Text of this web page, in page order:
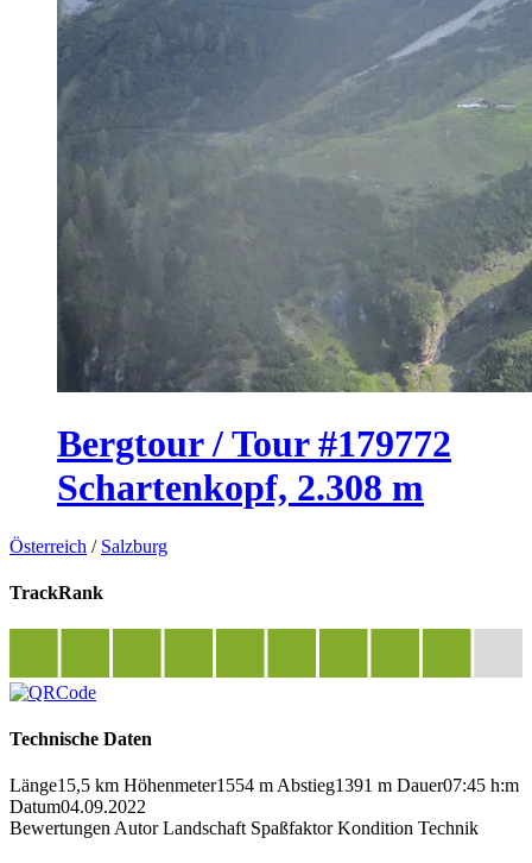
Bergtour / Tour #179772
Schartenkopf, 2.308 m
Österreich / Salzburg
TrackRank
Technische Daten
Länge15,5 km Höhenmeter1554 m Abstieg1391 m Dauer07:45 h:m
Datum04.09.2022
Bewertungen Autor Landschaft Spaßfaktor Kondition Technik